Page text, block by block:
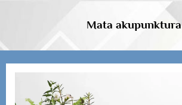
Mata akupunktura